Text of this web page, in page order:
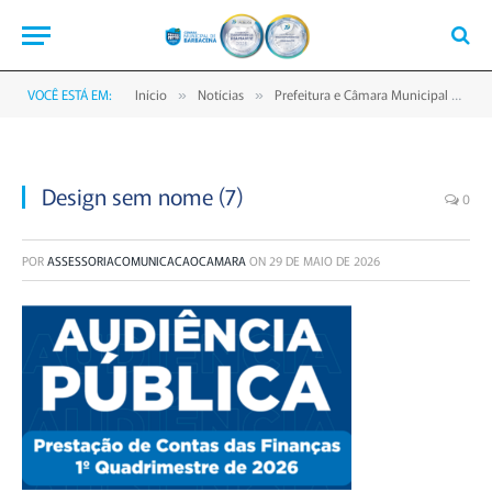
VOCÊ ESTÁ EM: Início » Notícias » Prefeitura e Câmara Municipal realizam audiência pública para prestação de contas do 1º quadrimestre de 2026
Design sem nome (7) 0
PORASSESSORIACOMUNICACAOCAMARAON 29 DE MAIO DE 2026